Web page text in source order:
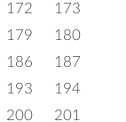
172
173
179
180
186
187
193
194
200
201